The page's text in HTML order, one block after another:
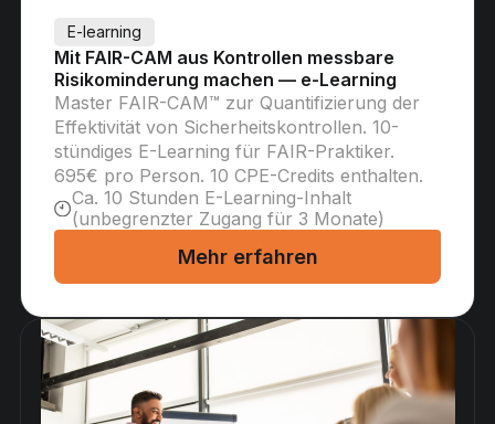
E-learning
Mit FAIR-CAM aus Kontrollen messbare
Risikominderung machen — e-Learning
Master FAIR-CAM™ zur Quantifizierung der
Effektivität von Sicherheitskontrollen. 10-
stündiges E-Learning für FAIR-Praktiker.
695€ pro Person. 10 CPE-Credits enthalten.
Ca. 10 Stunden E-Learning-Inhalt
(unbegrenzter Zugang für 3 Monate)
Mehr erfahren